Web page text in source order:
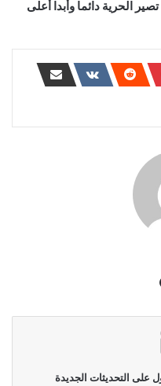
الحرية دائما وأبدا أعلى
على التحديثات الجديدة